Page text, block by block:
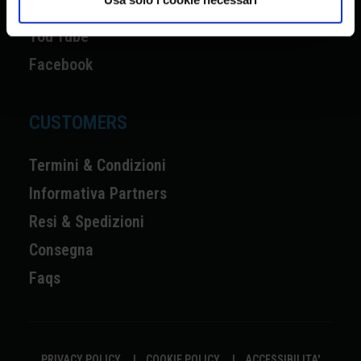
You Tube
Facebook
CUSTOMERS
Termini & Condizioni
Informativa Partners
Resi & Spedizioni
Consegna
Faqs